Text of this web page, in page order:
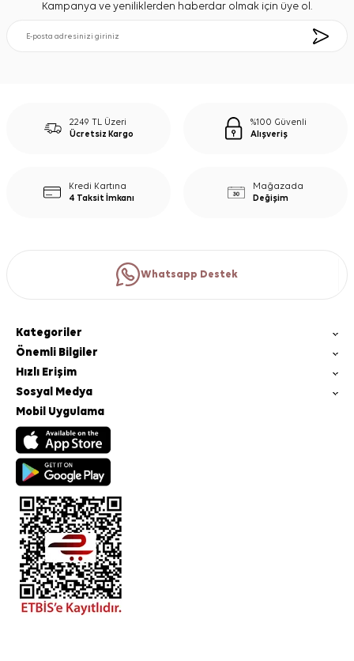
Kampanya ve yeniliklerden haberdar olmak için üye ol.
2249 TL Üzeri
Ücretsiz Kargo
%100 Güvenli
Alışveriş
Kredi Kartına
4 Taksit İmkanı
Mağazada
Değişim
Whatsapp Destek
Kategoriler
Önemli Bilgiler
Hızlı Erişim
Sosyal Medya
Mobil Uygulama